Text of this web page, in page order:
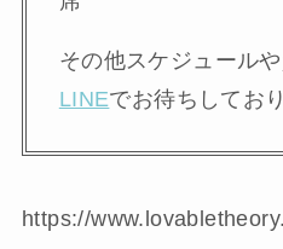
その他スケジュール
LINEでお待ちしてお
https://